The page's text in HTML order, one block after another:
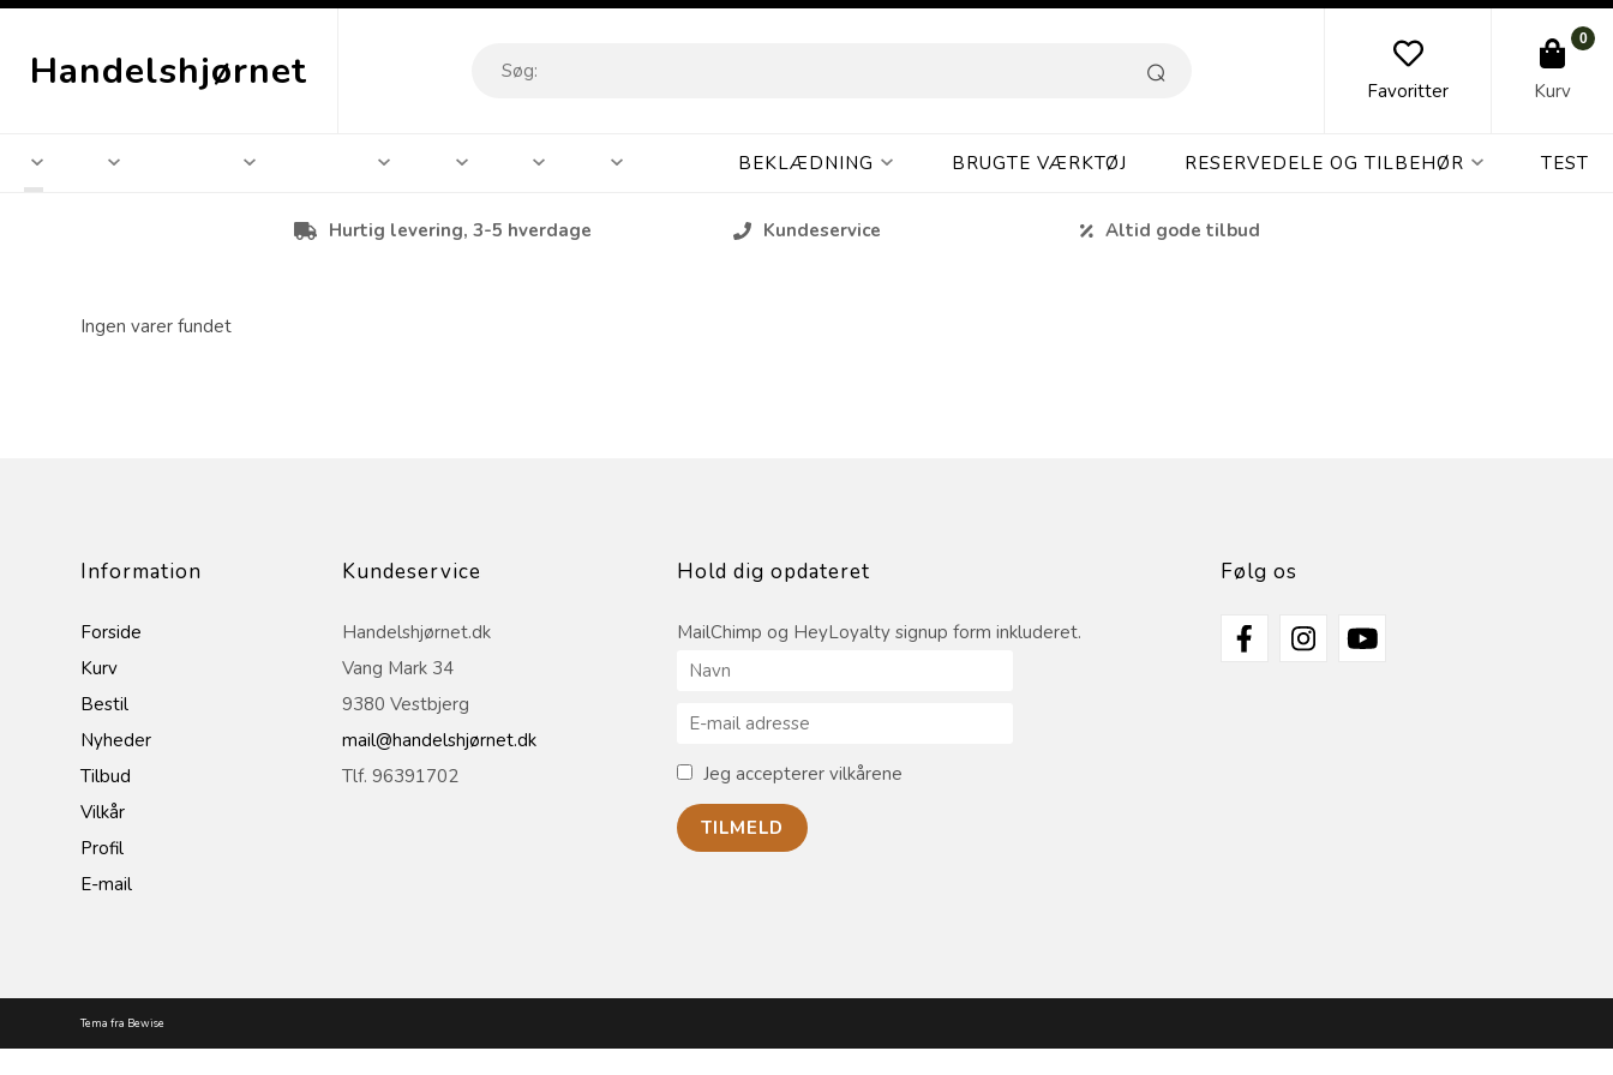
Handelshjørnet Favoritter
0
Kurv
BEKLÆDNING BRUGTE VÆRKTØJ RESERVEDELE OG TILBEHØR TEST
Hurtig levering, 3-5 hverdage Kundeservice Altid gode tilbud
Ingen varer fundet
Information
Forside
Kurv
Bestil
Nyheder
Tilbud
Vilkår
Profil
E-mail
Kundeservice
Handelshjørnet.dk
Vang Mark 34
9380 Vestbjerg
mail@handelshjørnet.dk
Tlf. 96391702
Hold dig opdateret
MailChimp og HeyLoyalty signup form inkluderet.
Jeg accepterer vilkårene
Følg os
Tema fra Bewise